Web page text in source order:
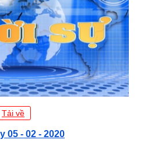
Tải về
05 - 02 - 2020